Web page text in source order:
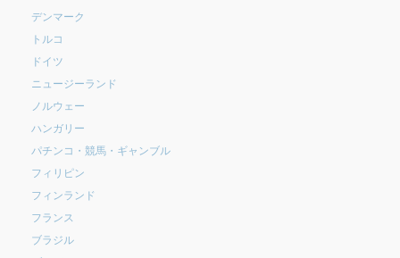
デンマーク
トルコ
ドイツ
ニュージーランド
ノルウェー
ハンガリー
パチンコ・競馬・ギャンブル
フィリピン
フィンランド
フランス
ブラジル